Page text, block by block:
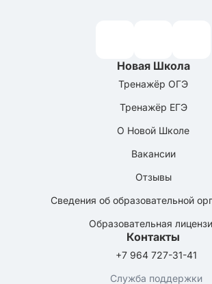
Новая Школа
Тренажёр ОГЭ
Тренажёр ЕГЭ
О Новой Школе
Вакансии
Отзывы
Сведения об образовательной
Образовательная
Контакты
+7 964 727-31-41
Служба поддержки